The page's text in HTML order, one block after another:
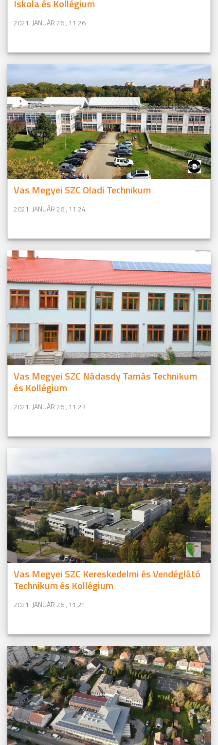
Iskola és Kollégium
2021. JANUÁR 26., 11:26
Vas Megyei SZC Oladi Technikum
2021. JANUÁR 26., 11:24
Vas Megyei SZC Nádasdy Tamás Technikum
és Kollégium
2021. JANUÁR 26., 11:23
Vas Megyei SZC Kereskedelmi és Vendéglátó
Technikum és Kollégium
2021. JANUÁR 26., 11:21